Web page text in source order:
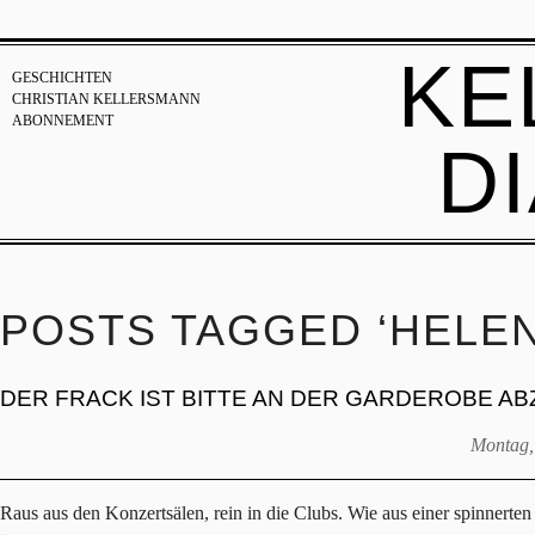
GESCHICHTEN
CHRISTIAN KELLERSMANN
ABONNEMENT
POSTS TAGGED
DER FRACK IST BITTE AN DER GARDEROBE
Raus aus den Konzertsälen, rein in die Clubs. Wie aus einer